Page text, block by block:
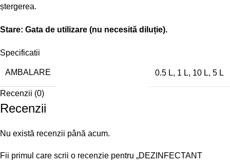
ștergerea.
Stare: Gata de utilizare (nu necesită diluție).
Specificatii
AMBALARE 0.5 L, 1 L, 10 L, 5 L
Recenzii (0)
Recenzii
Nu există recenzii până acum.
Fii primul care scrii o recenzie pentru „DEZINFECTANT